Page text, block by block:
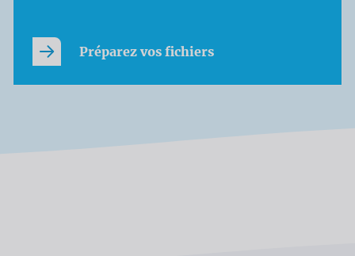
Préparez vos fichiers